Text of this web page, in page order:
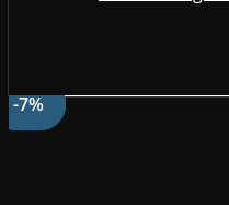
-37%
-27%
-27%
-9%
-30%
-10%
-10%
-10%
-7%